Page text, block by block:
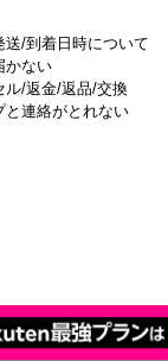
送/到着日時について
かない
ル/返金/返品/交換
と連絡がとれない